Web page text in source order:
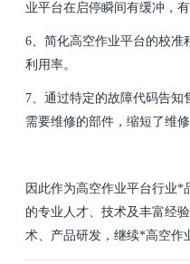
业平台在启停瞬间有缓冲，
6、简化高空作业平台的校准
利用率。
7、通过特定的故障代码告
需要维修的部件，缩短了维
因此作为高空作业平台行业*
的专业人才、技术及丰富经
术、产品研发，继续*高空作